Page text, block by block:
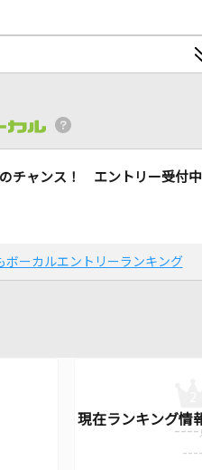
チャンス！ エントリー受付中
ボーカルエントリーランキング
----
----